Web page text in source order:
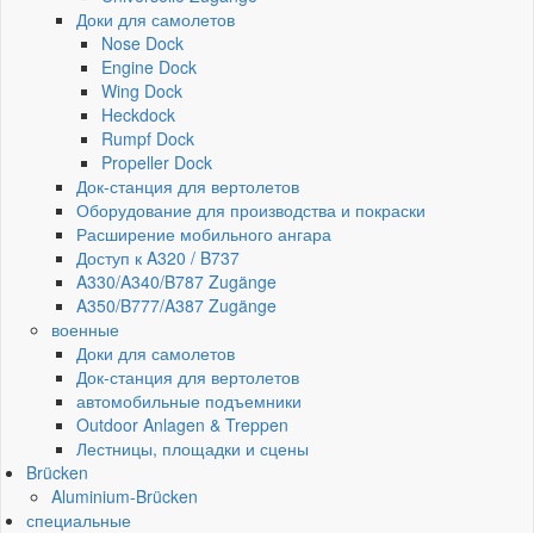
Доки для самолетов
Nose Dock
Engine Dock
Wing Dock
Heckdock
Rumpf Dock
Propeller Dock
Док-станция для вертолетов
Оборудование для производства и покраски
Расширение мобильного ангара
Доступ к A320 / B737
A330/A340/B787 Zugänge
A350/B777/A387 Zugänge
военные
Доки для самолетов
Док-станция для вертолетов
автомобильные подъемники
Outdoor Anlagen & Treppen
Лестницы, площадки и сцены
Brücken
Aluminium-Brücken
специальные